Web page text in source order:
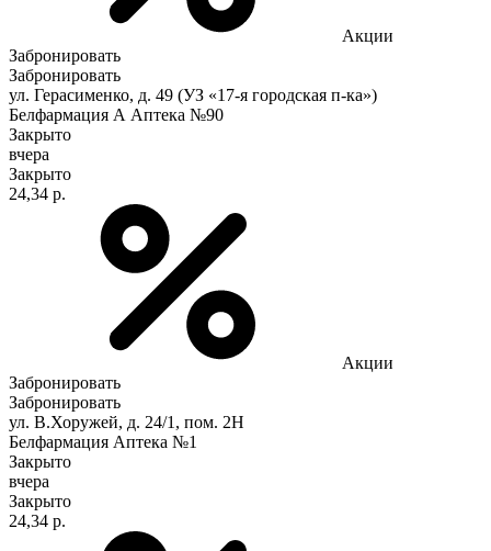
Акции
Забронировать
Забронировать
ул. Герасименко, д. 49 (УЗ «17-я городская п-ка»)
Белфармация А Аптека №90
Закрыто
вчера
Закрыто
24,34 р.
Акции
Забронировать
Забронировать
ул. В.Хоружей, д. 24/1, пом. 2Н
Белфармация Аптека №1
Закрыто
вчера
Закрыто
24,34 р.